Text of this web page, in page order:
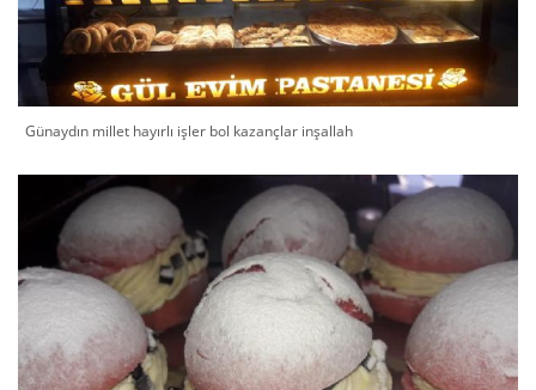
Günaydın millet hayırlı işler bol kazançlar inşallah